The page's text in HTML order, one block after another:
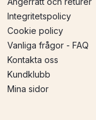
Integritetspolicy
Cookie policy
Vanliga frågor - FAQ
Kontakta oss
Kundklubb
Mina sidor